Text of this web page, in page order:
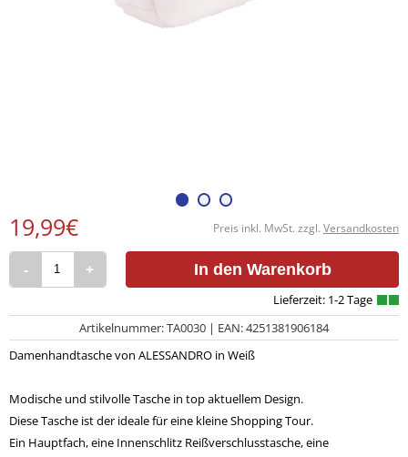
Preis inkl. MwSt. zzgl. Versandkosten
19,99€
- + In den Warenkorb
Artikelnummer: TA0030 | EAN: 4251381906184
Damenhandtasche von ALESSANDRO in Weiß
Modische und stilvolle Tasche in top aktuellem Design.
Diese Tasche ist der ideale für eine kleine Shopping Tour.
Ein Hauptfach, eine Innenschlitz Reißverschlusstasche, eine